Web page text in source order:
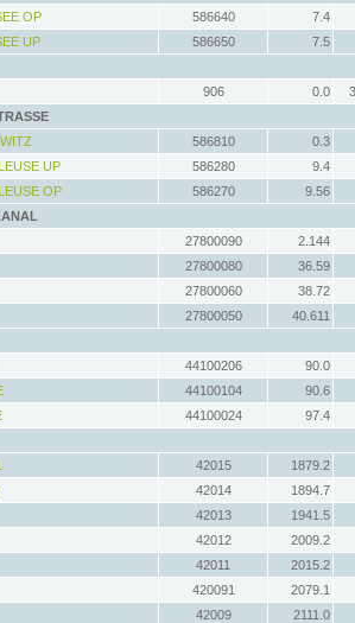
OP
586640
7.4
UP
586650
7.5
906 0.0
586810
0.3
UP
586280
9.4
OP
586270
9.56
27800090
2.144
27800080
36.59
27800060
38.72
27800050
40.611
44100206
90.0
44100104
90.6
44100024
97.4
42015
1879.2
42014
1894.7
42013
1941.5
42012
2009.2
42011
2015.2
420091
2079.1
42009
2111.0